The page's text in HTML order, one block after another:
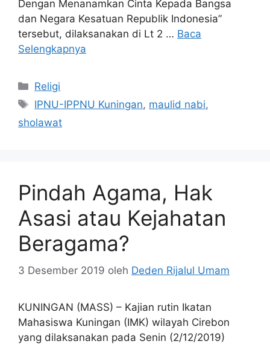
Dengan Menanamkan Cinta Kepada Bangsa
dan Negara Kesatuan Republik Indonesia”
tersebut, dilaksanakan di Lt 2 … Baca
Selengkapnya
Kategori
Religi
Tag
IPNU-IPPNU Kuningan, maulid nabi,
sholawat
Pindah Agama, Hak
Asasi atau Kejahatan
Beragama?
3 Desember 2019 oleh Deden Rijalul Umam
KUNINGAN (MASS) – Kajian rutin Ikatan
Mahasiswa Kuningan (IMK) wilayah Cirebon
yang dilaksanakan pada Senin (2/12/2019)